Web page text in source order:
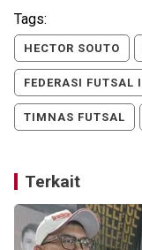
Tags:
HECTOR SOUTO
FEDERASI FUTSAL
TIMNAS FUTSAL
Terkait